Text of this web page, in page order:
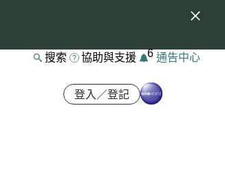
搜索 協助與支援 6 通告中心
登入／登記